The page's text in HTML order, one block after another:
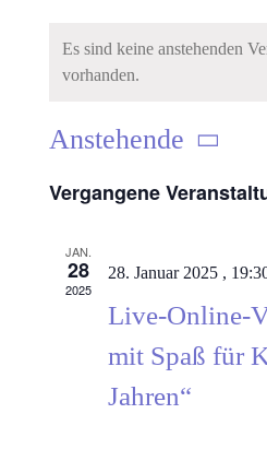
Es sind keine anstehenden
vorhanden.
Anstehende
wählen.
Vergangene
JAN.
28
2025
28. Januar 2025 ,
Live-Online-
mit Spaß für
Jahren“